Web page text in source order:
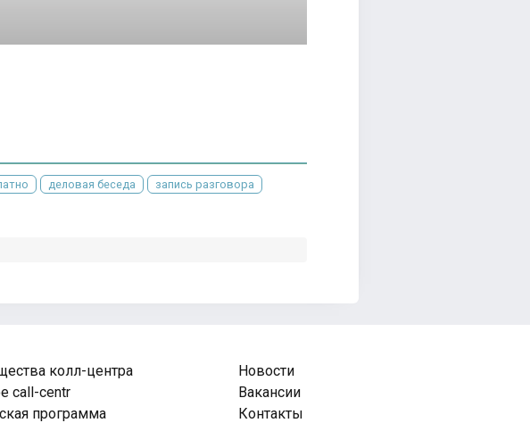
деловая беседа
запись разговора
колл-центра
call-centr
программа
Новости
Вакансии
Контакты